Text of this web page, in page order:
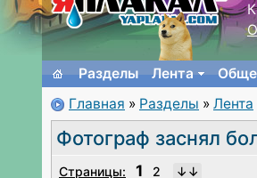
Разделы Лента
Главная » Разделы » Лента
Фотограф заснял
Страницы: 1 2